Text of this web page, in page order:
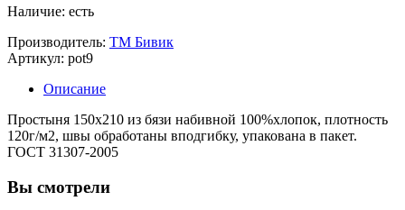
Наличие: есть
Производитель: ТМ Бивик
Артикул: pot9
Описание
Простыня 150х210 из бязи набивной 100%хлопок, плотность
120г/м2, швы обработаны вподгибку, упакована в пакет.
ГОСТ 31307-2005
Вы смотрели